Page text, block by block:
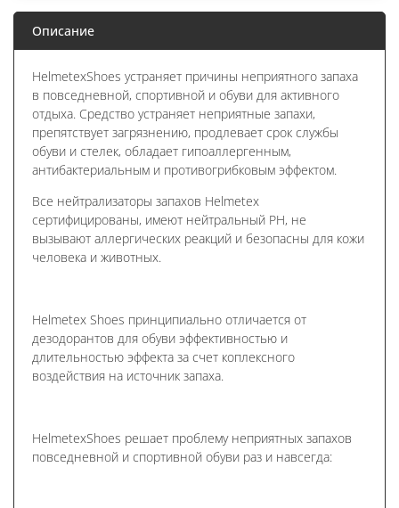
Описание
HelmetexShoes устраняет причины неприятного запаха
в повседневной, спортивной и обуви для активного
отдыха. Средство устраняет неприятные запахи,
препятствует загрязнению, продлевает срок службы
обуви и стелек, обладает гипоаллергенным,
антибактериальным и противогрибковым эффектом.
Все нейтрализаторы запахов Helmetex
сертифицированы, имеют нейтральный PH, не
вызывают аллергических реакций и безопасны для кожи
человека и животных.
Helmetex Shoes принципиально отличается от
дезодорантов для обуви эффективностью и
длительностью эффекта за счет коплексного
воздействия на источник запаха.
HelmetexShoes решает проблему неприятных запахов
повседневной и спортивной обуви раз и навсегда: